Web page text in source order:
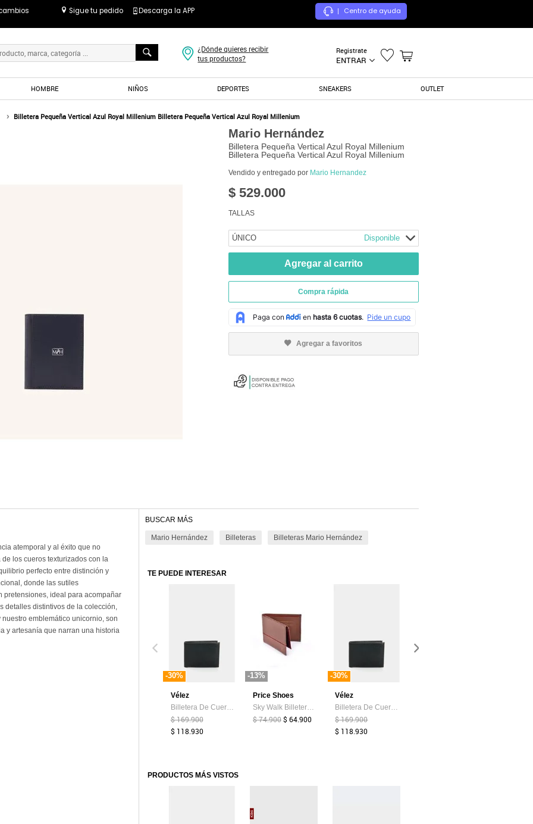
Sigue tu pedido Descarga la APP | Centro de ayuda
Registrate
ENTRAR
¿Dónde quieres recibir
tus productos?
HOMBRE NIÑOS DEPORTES SNEAKERS OUTLET
Billetera Pequeña Vertical Azul Royal Millenium Billetera Pequeña Vertical Azul Royal Millenium
Mario Hernández
Billetera Pequeña Vertical Azul Royal Millenium
Billetera Pequeña Vertical Azul Royal Millenium
Vendido y entregado por Mario Hernandez
$ 529.000
TALLAS
ÚNICO Disponible
Agregar al carrito
Compra rápida
Agregar a favoritos
atemporal y al éxito que no
los cueros texturizados con la
perfecto entre distinción y
donde las sutiles
pretensiones, ideal para acompañar
detalles distintivos de la colección,
emblemático unicornio, son
y artesanía que narran una historia
BUSCAR MÁS
Mario Hernández Billeteras Billeteras Mario Hernández
TE PUEDE INTERESAR
-30%
Vélez
Billetera De Cuero Para Hombre Costuras 3 Billetera De Cuero Para Hombre Costuras 3 Negro VÉLEZ
$ 169.900
$ 118.930
-13%
Price Shoes
$ 74.900$ 64.900
-30%
Vélez
$ 169.900
$ 118.930
PRODUCTOS MÁS VISTOS